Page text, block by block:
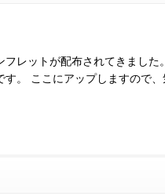
レットが配布されてきました
。 ここにアップしますので